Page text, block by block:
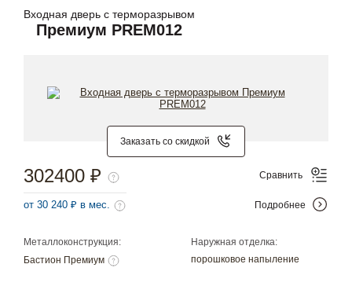
Входная дверь с терморазрывом
Премиум PREM012
Заказать со скидкой
Металлоконструкция:
Бастион Премиум
Наружная отделка:
порошковое напыление
302400 ₽
от 30 240 ₽ в мес.
Сравнить
Подробнее